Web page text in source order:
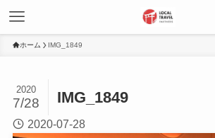
ホーム IMG_1849
IMG_1849
2020
7/28
2020-07-28